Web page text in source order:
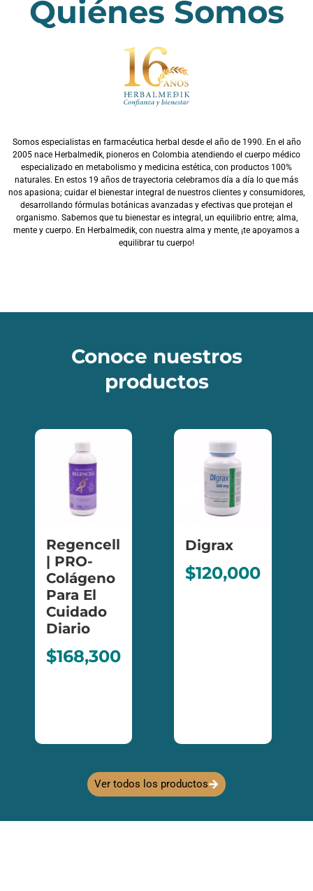
Quiénes Somos
Somos especialistas en farmacéutica herbal desde el año de 1990. En el año
2005 nace Herbalmedik, pioneros en Colombia atendiendo el cuerpo médico
especializado en metabolismo y medicina estética, con productos 100%
naturales. En estos 19 años de trayectoria celebramos día a día lo que más
nos apasiona; cuidar el bienestar integral de nuestros clientes y consumidores,
desarrollando fórmulas botánicas avanzadas y efectivas que protejan el
organismo. Sabemos que tu bienestar es integral, un equilibrio entre; alma,
mente y cuerpo. En Herbalmedik, con nuestra alma y mente, ¡te apoyamos a
equilibrar tu cuerpo!
Conoce nuestros
productos
Regencell
| PRO-
Colágeno
Para El
Cuidado
Diario
$168,300
Envío gratis
Digrax
$120,000
Ver todos los productos